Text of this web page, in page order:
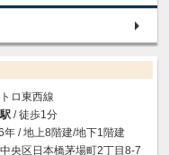
ロ東西線
/ 徒歩1分
年 / 地上8階建/地下1階建
央区日本橋茅場町2丁目8-7